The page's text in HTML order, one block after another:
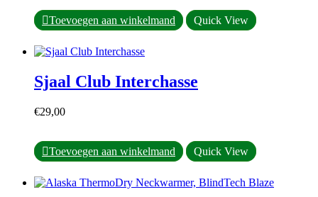
Toevoegen aan winkelmand
Dit
product
Deze
optie
op
de
Quick View
Sjaal Club Interchasse
€29,00
Toevoegen aan winkelmand Quick View